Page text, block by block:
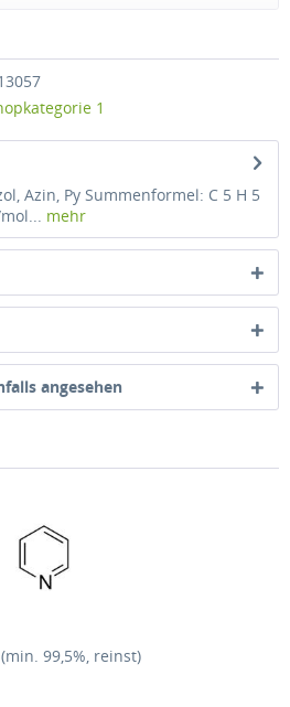
1
Azin, Py Summenformel: C 5 H 5
mehr
angesehen
99,5%, reinst)